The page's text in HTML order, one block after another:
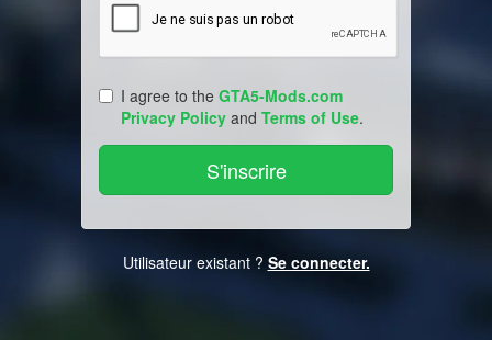
I agree to the GTA5-Mods.com
Privacy Policy and Terms of Use.
Utilisateur existant ? Se connecter.